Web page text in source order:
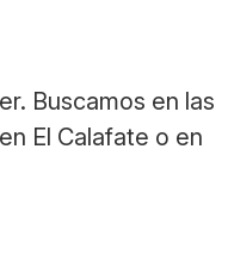
Buscamos en las
El Calafate o en